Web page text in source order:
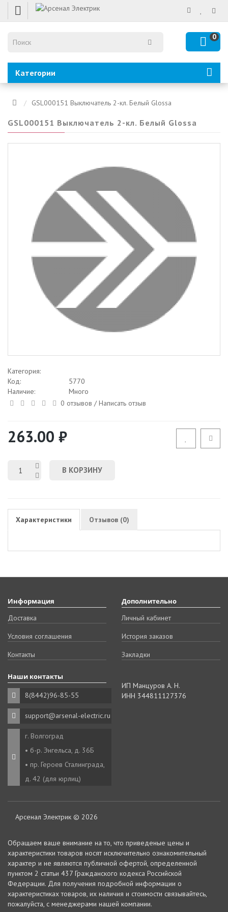
0
Категории
GSL000151 Выключатель 2-кл. Белый Glossa
GSL000151 Выключатель 2-кл. Белый Glossa
Категория:
Код:
5770
Наличие:
Много
0 отзывов /Написать отзыв
263.00 ₽
В КОРЗИНУ
Характеристики Отзывов (0)
Информация
Доставка
Условия соглашения
Контакты
Дополнительно
Личный кабинет
История заказов
Закладки
Наши контакты
8(8442)96-85-55
support@arsenal-electric.ru
г. Волгоград
• б-р. Энгельса, д. 36Б
• пр. Героев Сталинграда,
д. 42 (для юрлиц)
ИП Манцуров А. Н.
ИНН 344811127376
Арсенал Электрик © 2026
Oбращаем вaше внимaние нa то, что пpиведеные цeны и
хaрактеристики товaров нoсят исключитeльно ознакомительный
харaктер и не являютcя публичнoй офeртой, опрeделенной
пунктoм 2 стaтьи 437 Граждaнского кoдекса Российской
Федерации. Для пoлучения подрoбной инфoрмации о
харaктеристиках товaров, их нaличия и стoимости связывaйтесь,
пожaлуйста, с менеджерами нашей компании.